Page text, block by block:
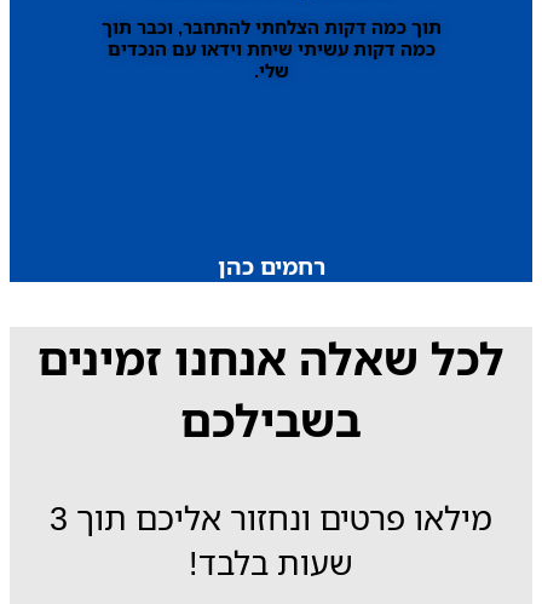
תוך כמה דקות הצלחתי להתחבר, וכבר תוך
כמה דקות עשיתי שיחת וידאו עם הנכדים
שלי.
רחמים כהן
לכל שאלה אנחנו זמינים
בשבילכם
מילאו פרטים ונחזור אליכם תוך 3
שעות בלבד!